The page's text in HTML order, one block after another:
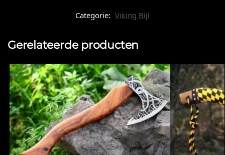
Categorie: Viking Bijl
Gerelateerde producten